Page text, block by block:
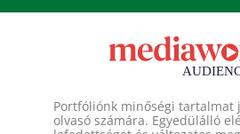
Portfóliónk minőségi tartalmat
olvasó számára. Egyedülálló